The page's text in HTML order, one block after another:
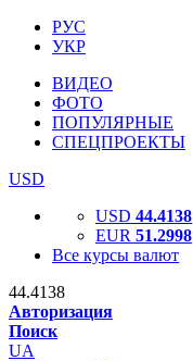
РУС
УКР
ВИДЕО
ФОТО
ПОПУЛЯРНЫЕ
СПЕЦПРОЕКТЫ
USD
USD 44.4138
EUR 51.2998
Все курсы валют
44.4138
Авторизация
Поиск
UA